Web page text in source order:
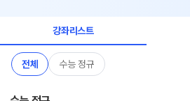
강좌리스트
전체 수능 정규